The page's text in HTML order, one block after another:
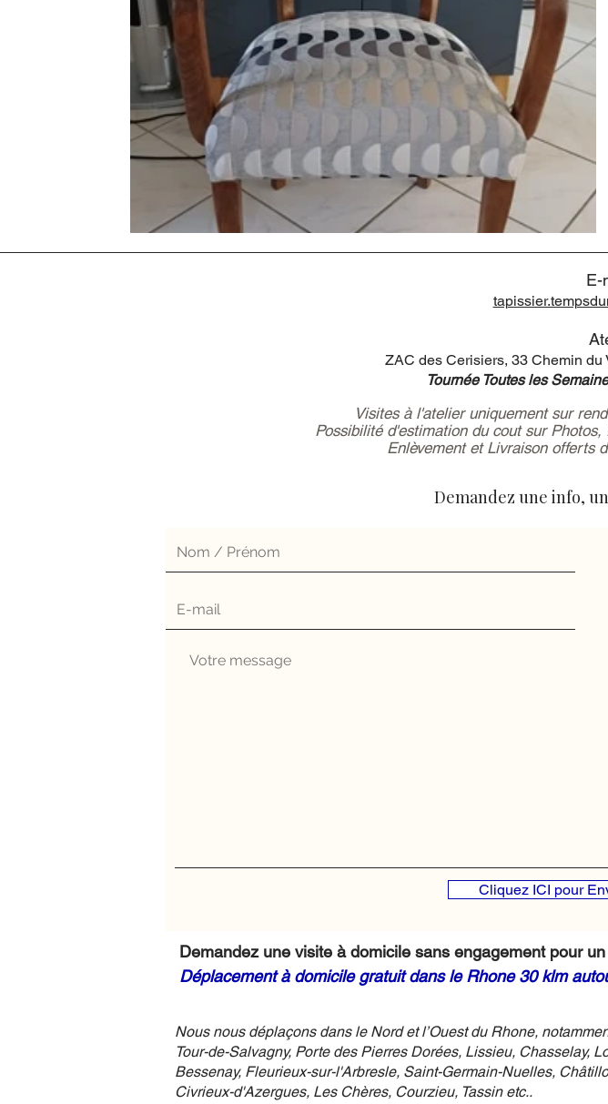
E-
ZAC des Cerisiers, 33 Chemin
Tournée Toutes les
Visites à l'atelier uniquement sur
Possibilité d'estimation du cout sur
Enlèvement et Livraison offerts
Demandez une info,
Cliquez ICI pour
Demandez une visite à domicile sans engagement pour
Déplacement à domicile gratuit dans le Rhone 30 klm
Nous nous déplaçons dans le Nord et l’Ouest du Rhone,
Tour-de-Salvagny, Porte des Pierres Dorées, Lissieu, Chasselay,
Bessenay, Fleurieux-sur-l'Arbresle, Saint-Germain-Nuelles,
Civrieux-d'Azergues, Les Chères, Courzieu, Tassin etc..